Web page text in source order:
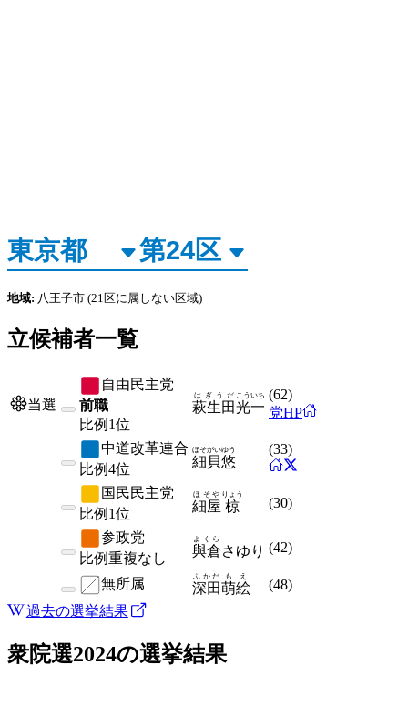
地域: 八王子市 (21区に属しない区域)
立候補者一覧
当選
自由民主党
前職
比例 1位
萩生田
はぎうだ
光一
こういち (62)
党HP
中道改革連合
比例4位 細貝
ほそがい
悠
ゆう (33)
国民民主党
比例 1位 細屋
ほそや
椋
りょう
(30)
参政党
比例重複なし 與倉
よくら
さゆり (42)
無所属 深田
ふかだ
萌絵
もえ
(48)
過去の選挙結果
衆院選2024の選挙結果